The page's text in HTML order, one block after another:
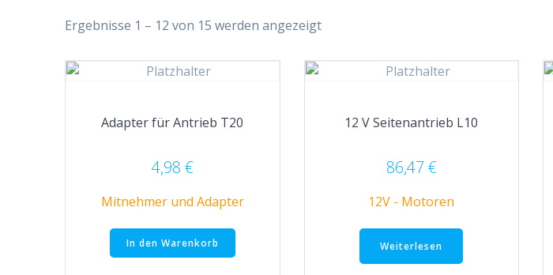
Ergebnisse 1 – 12 von 15 werden angezeigt
Adapter für Antrieb T20
4,98 €
Mitnehmer und Adapter
In den Warenkorb
12 V Seitenantrieb L10
86,47 €
12V - Motoren
Weiterlesen